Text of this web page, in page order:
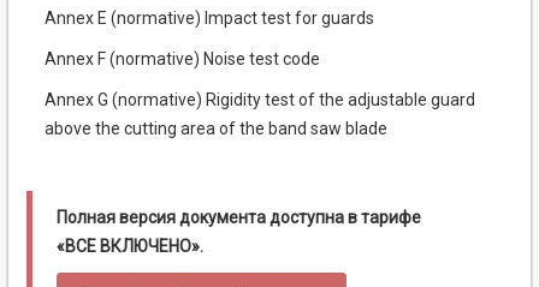
Annex E (normative) Impact test for guards
Annex F (normative) Noise test code
Annex G (normative) Rigidity test of the adjustable guard
above the cutting area of the band saw blade
Полная версия документа доступна в тарифе
«ВСЕ ВКЛЮЧЕНО».